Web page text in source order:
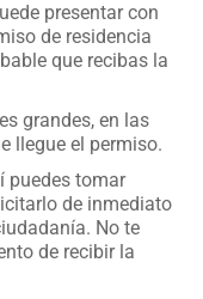
presentar con
de residencia
que recibas la
grandes, en las
llegue el permiso.
puedes tomar
de inmediato
No te
de recibir la